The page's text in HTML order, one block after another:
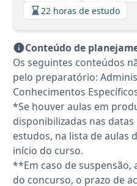
22 horas de estudo
Conteúdo de
Os seguintes conteúdos
pelo preparatório:
Conhecimentos
*Se houver aulas em
disponibilizadas nas
estudos, na lista de aulas
início do curso.
**Em caso de suspensão,
do concurso, o prazo de